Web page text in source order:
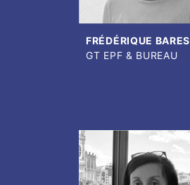
FRÉDÉRIQUE BARES
GT EPF & BUREAU